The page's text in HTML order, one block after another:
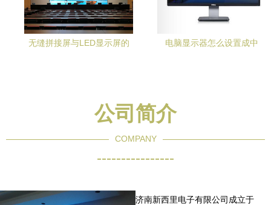
无缝拼接屏与LED显示屏的
电脑显示器怎么设置成中
公司简介
COMPANY
----------------
济南新西里电子有限公司成立于